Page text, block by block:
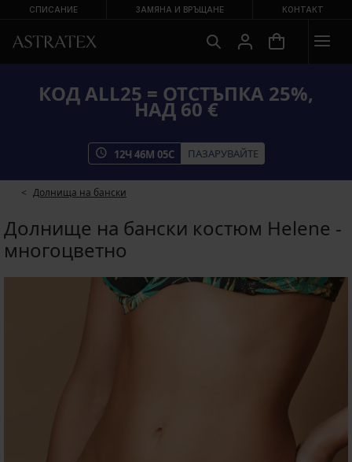
СПИСАНИЕ ЗАМЯНА И ВРЪЩАНЕ КОНТАКТ
КОД ALL25 = ОТСТЪПКА 25%,
НАД 60 €
12Ч 46М 05С ПАЗАРУВАЙТЕ
Долнища на бански
Долнище на бански костюм Helene -
многоцветно